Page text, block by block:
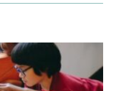
est
label
européen
des
langues